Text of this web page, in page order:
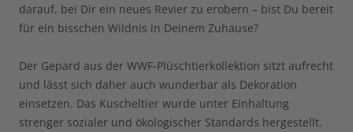
darauf, bei Dir ein neues Revier zu erobern – bist Du bereit
für ein bisschen Wildnis in Deinem Zuhause?
Der Gepard aus der WWF-Plüschtierkollektion sitzt aufrecht
und lässt sich daher auch wunderbar als Dekoration
einsetzen. Das Kuscheltier wurde unter Einhaltung
strenger sozialer und ökologischer Standards hergestellt.